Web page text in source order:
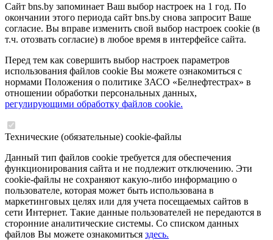
Сайт bns.by запоминает Ваш выбор настроек на 1 год. По
окончании этого периода сайт bns.by снова запросит Ваше
согласие. Вы вправе изменить свой выбор настроек cookie (в
т.ч. отозвать согласие) в любое время в интерфейсе сайта.
Перед тем как совершить выбор настроек параметров
использования файлов cookie Вы можете ознакомиться с
нормами Положения о политике ЗАСО «Белнефтестрах» в
отношении обработки персональных данных,
регулирующими обработку файлов cookie.
Технические (обязательные) cookie-файлы
Данный тип файлов cookie требуется для обеспечения
функционирования сайта и не подлежит отключению. Эти
сookie-файлы не сохраняют какую-либо информацию о
пользователе, которая может быть использована в
маркетинговых целях или для учета посещаемых сайтов в
сети Интернет. Такие данные пользователей не передаются в
сторонние аналитические системы. Со списком данных
файлов Вы можете ознакомиться здесь.